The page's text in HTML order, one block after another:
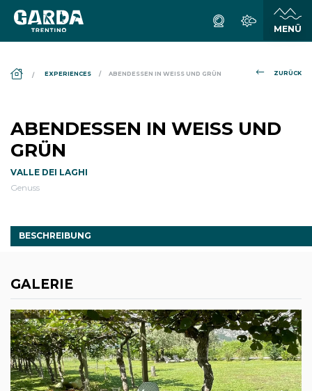
ZURÜCK
DS_BREADCRUMB.HOME
EXPERIENCES ABENDESSEN IN WEISS UND GRÜN
ABENDESSEN IN WEISS UND
GRÜN
VALLE DEI LAGHI
Genuss
BESCHREIBUNG
GALERIE